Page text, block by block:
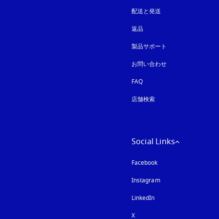
配送と発送
返品
製品サポート
お問い合わせ
FAQ
店舗検索
Social Links
Facebook
Instagram新しいタブに表示され
LinkedIn
X